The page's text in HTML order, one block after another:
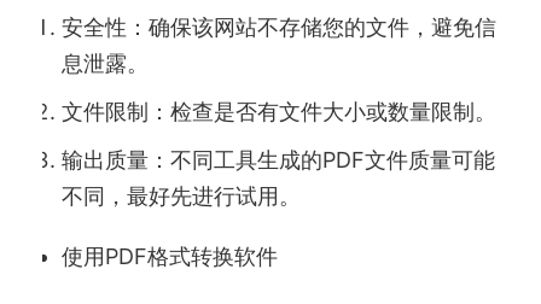
安全性：确保该网站不存储您的文件，避免信
息泄露。
文件限制：检查是否有文件大小或数量限制。
输出质量：不同工具生成的PDF文件质量可能
不同，最好先进行试用。
使用PDF格式转换软件